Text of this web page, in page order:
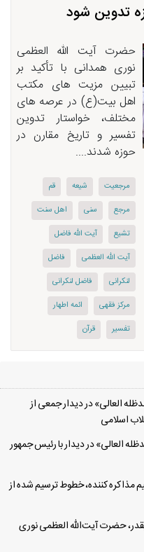
تدوین شود
آیت الله العظمی
نوری همدانی با تأکید بر
مزیت های مکتب
بیت(ع) در عرصه های
مختلف، خواستار تدوین
و تاریخ مقارن در
شدند....
مرجعیت شیعه
مرجع
سنی
اهل سنت
تشیع
آیت الله فاضل
آیت الله العظمی
فاضل
لنكرانی
فاضل لنكرانی
مرکز فقهی
ائمه اطهار
تفسیر
قرآن
در دیدار جمعی از
اسلامی
در دیدار با رئیس جمهور
مذاکره کننده، خطوط ترسیم شده از
حضرت آیت‌الله العظمی نوری